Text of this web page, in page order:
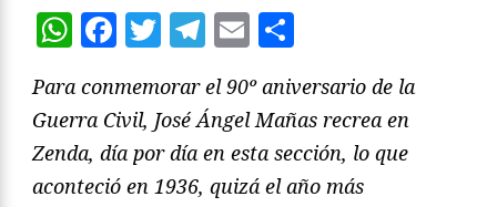
WhatsApp
Facebook
Twitter
Telegram
Email
Para conmemorar el 90º aniversario de la
Guerra Civil, José Ángel Mañas recrea en
Zenda, día por día en esta sección, lo que
aconteció en 1936, quizá el año más